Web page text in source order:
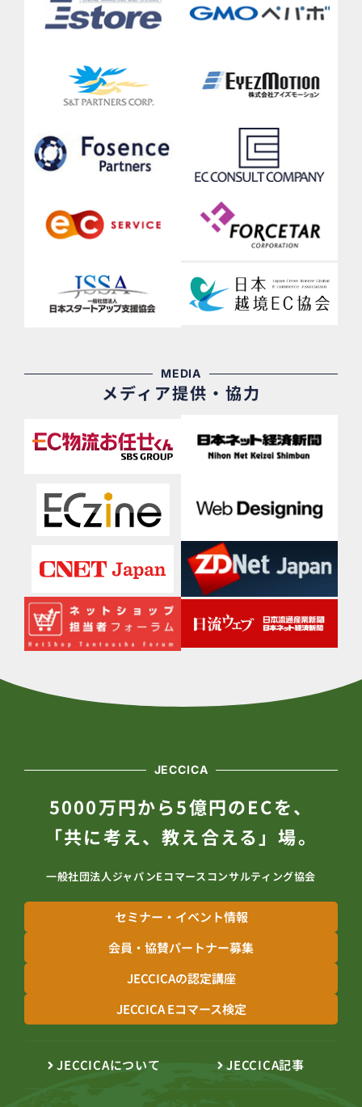
MEDIA
メディア提供・協力
JECCICA
5000万円から5億円のECを、
「共に考え、教え合える」場。
一般社団法人ジャパンEコマースコンサルティング協会
セミナー・イベント情報
会員・協賛パートナー募集
JECCICAの認定講座
JECCICA Eコマース検定
JECCICAについて JECCICA記事